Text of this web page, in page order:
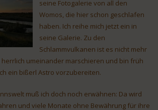
seine Fotogalerie von all den
Womos, die hier schon geschlafen
haben. Ich reihe mich jetzt ein in
seine Galerie. Zu den
Schlammvulkanen ist es nicht mehr
umeinander marschieren und bin früh
ein bißerl Astro vorzubereiten.
muß ich doch noch erwähnen: Da wird
und viele Monate ohne Bewährung für ihre